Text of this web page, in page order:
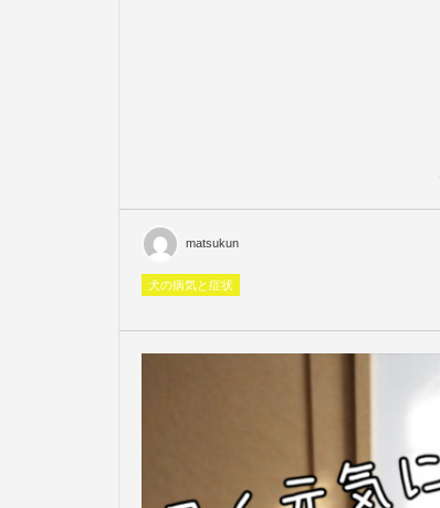
matsukun
犬の病気と症状